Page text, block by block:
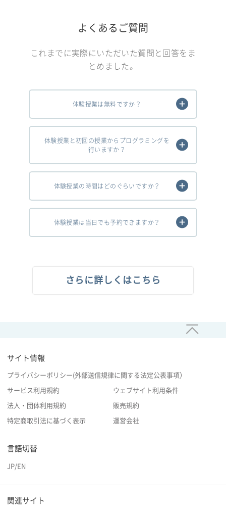
よくあるご質問
これまでに実際にいただいた質問と回答をま
とめました。
体験授業は無料ですか？
体験授業と初回の授業からプログラミングを
行いますか？
体験授業の時間はどのぐらいですか？
体験授業は当日でも予約できますか？
さらに詳しくはこちら
サイト情報
プライバシーポリシー(外部送信規律に関する法定公表事項）
サービス利用規約 ウェブサイト利用条件
法人・団体利用規約 販売規約
特定商取引法に基づく表示 運営会社
言語切替
JP/EN
関連サイト